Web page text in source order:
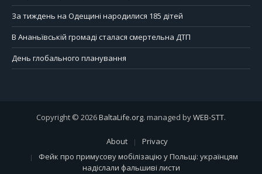
За тиждень на Одещині народилися 185 дітей
В Ананьївській громаді сталася смертельна ДТП
День глобального планування
Copyright © 2026BaltaLife.org. managed byWEB-STT.
About
Privacy
Фейк про примусову мобілізацію у Польщі: українцям
надіслали фальшиві листи